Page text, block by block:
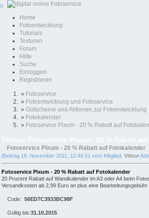
Home
Fotoentwicklung
Tutorials
Texturen
Forum
Hilfe
Suche
Einloggen
Registrieren
» Fotoservice
» Fotoentwicklung und Fotoservice
» Gutscheine und Aktionen zur Fotoentwicklung
» Fotokalender
» Fotoservice Pixum - 20 % Rabatt auf
Fotoservice Pixum - 20 % Rabatt auf Fotokalender
[Beitrag 18. November 2011, 12:46:51 vom Mitglied: Viktor
Fotoservice Pixum - 20 % Rabatt auf Fotokalender
20 Prozent Rabatt auf Wandkalender im A3 oder A4 beim
Versandkosten ab 2,99 Euro an plus eine Bearbeitungsgebühr
Code: 56ED7C3933BC98F
Gültig bis:31.10.2015